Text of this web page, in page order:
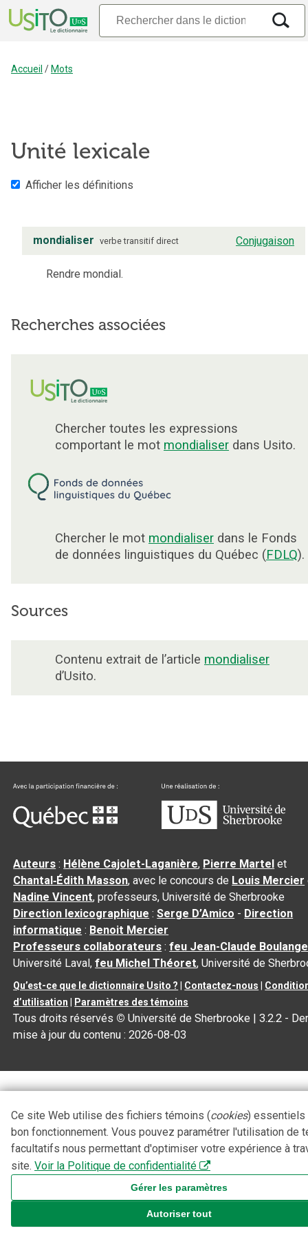
Accueil / Mots
Unité lexicale
Afficher les définitions
mondialiser verbe transitif direct Conjugaison
Rendre mondial.
Recherches associées
Chercher toutes les expressions
comportant le mot mondialiser dans Usito.
Chercher le mot mondialiser dans le Fonds
de données linguistiques du Québec (FDLQ).
Sources
Contenu extrait de l’article mondialiser
d’Usito.
Auteurs : Hélène Cajolet-Laganière, Pierre Martel et
Chantal‑Édith Masson, avec le concours de Louis Mercier
Nadine Vincent, professeurs, Université de Sherbrooke
Direction lexicographique :Serge D’Amico - Direction
informatique : Benoit Mercier
Professeurs collaborateurs :feu Jean-Claude
Université Laval,feu Michel Théoret, Université de
Qu’est-ce que le dictionnaire Usito ? Contactez-nous
d’utilisation
Paramètres des témoins
Tous droits réservés © Université de Sherbrooke |3.2.2 -
mise à jour du contenu :2026-08-03
Ce site Web utilise des fichiers témoins (cookies) essentiels
bon fonctionnement. Vous pouvez paramétrer l'utilisation de
facultatifs nous permettant d'optimiser votre expérience à
site. Voir la Politique de confidentialité
Gérer les paramètres
Autoriser tout